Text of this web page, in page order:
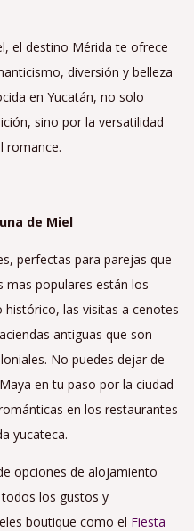
el destino Mérida te ofrece
diversión y belleza
en Yucatán, no solo
sino por la versatilidad
romance.
de Miel
perfectas para parejas que
mas populares están los
las visitas a cenotes
antiguas que son
No puedes dejar de
en tu paso por la ciudad
en los restaurantes
yucateca.
opciones de alojamiento
los gustos y
boutique como el Fiesta